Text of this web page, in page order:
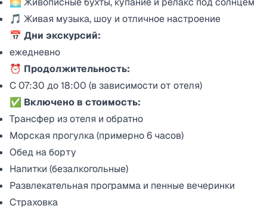
🎵 Живая музыка, шоу и отличное настроение
📅 Дни экскурсий:
ежедневно
⏰ Продолжительность:
С 07:30 до 18:00 (в зависимости от отеля)
✅ Включено в стоимость:
Трансфер из отеля и обратно
Морская прогулка (примерно 6 часов)
Обед на борту
Напитки (безалкогольные)
Развлекательная программа и пенные вечеринки
Страховка